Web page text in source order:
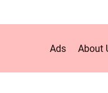
Ads About